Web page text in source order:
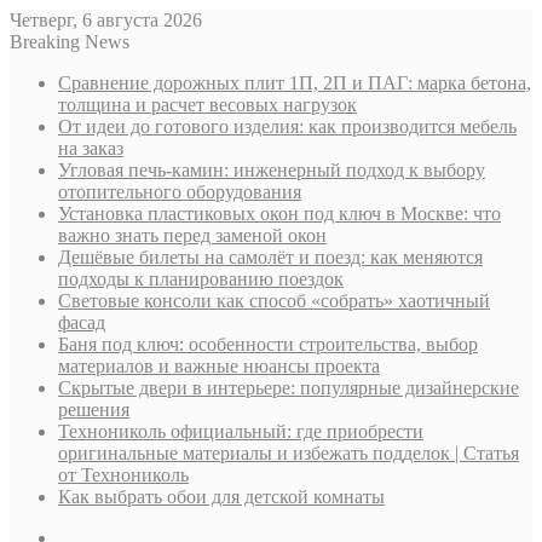
Четверг, 6 августа 2026
Breaking News
Сравнение дорожных плит 1П, 2П и ПАГ: марка бетона,
толщина и расчет весовых нагрузок
От идеи до готового изделия: как производится мебель
на заказ
Угловая печь-камин: инженерный подход к выбору
отопительного оборудования
Установка пластиковых окон под ключ в Москве: что
важно знать перед заменой окон
Дешёвые билеты на самолёт и поезд: как меняются
подходы к планированию поездок
Световые консоли как способ «собрать» хаотичный
фасад
Баня под ключ: особенности строительства, выбор
материалов и важные нюансы проекта
Скрытые двери в интерьере: популярные дизайнерские
решения
Технониколь официальный: где приобрести
оригинальные материалы и избежать подделок | Статья
от Технониколь
Как выбрать обои для детской комнаты